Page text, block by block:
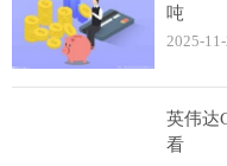
吨
2025-
英伟达
看